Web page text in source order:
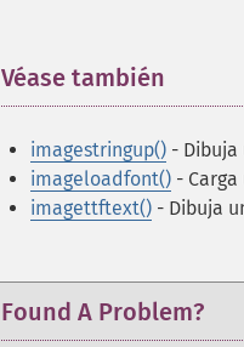
Véase también
imagestringup() -
imageloadfont() -
imagettftext() - Dibuja
Found A Problem?